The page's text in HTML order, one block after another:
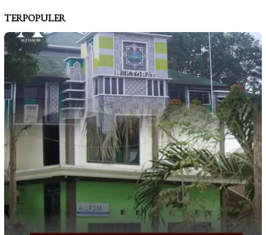
TERPOPULER